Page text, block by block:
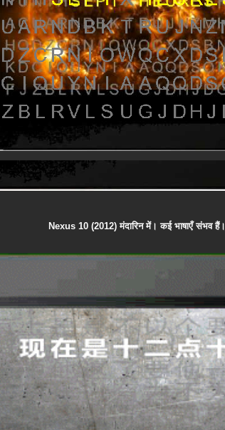
Nexus 10 (2012) मंदारिन में। कई भाषाएँ संभव हैं।